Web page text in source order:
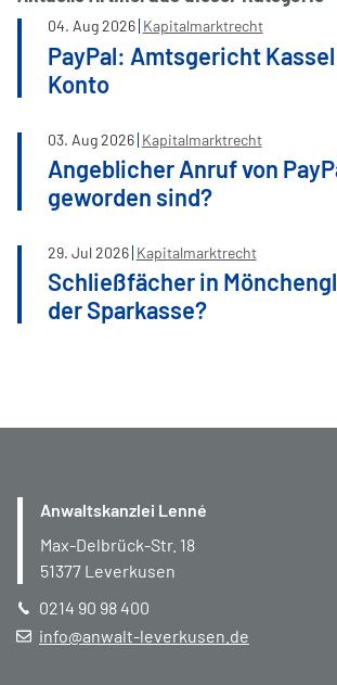
04. Aug2026 Kapitalmarktrecht
PayPal: Amtsgericht
Konto
03. Aug2026 Kapitalmarktrecht
Angeblicher Anruf von
geworden sind?
29. Jul 2026 Kapitalmarktrecht
Schließfächer in
der Sparkasse?
Anwaltskanzlei Lenné
Max-Delbrück-Str. 18
51377 Leverkusen
0214 90 98 400
info@anwalt-leverkusen.de